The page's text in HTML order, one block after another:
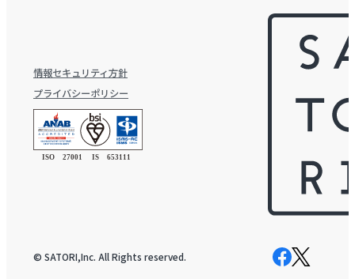
情報セキュリティ方針
プライバシーポリシー
© SATORI,Inc. All Rights reserved.